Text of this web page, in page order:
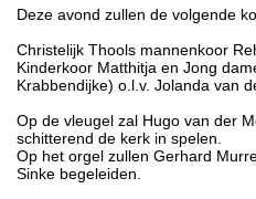
Deze avond zullen de volgende
Christelijk Thools mannenkoor
Kinderkoor Matthitja en Jong
Krabbendijke) o.l.v. Jolanda van
Op de vleugel zal Hugo van der
schitterend de kerk in spelen.
Op het orgel zullen Gerhard
Sinke begeleiden.